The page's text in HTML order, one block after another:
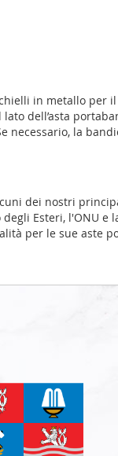
in metallo per
dell’asta
la
dei nostri
Esteri, l'ONU e
per le sue aste